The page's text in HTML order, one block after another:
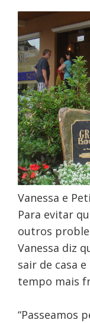
Vanessa e
Para evitar
outros
Vanessa diz
sair de casa
tempo mais
“Passeamos